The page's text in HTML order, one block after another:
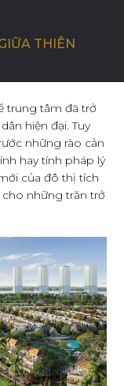
HIỆP
THIÊN
trung tâm đã trở
hiện đại. Tuy
những rào cản
hay tính pháp lý
của đô thị tích
cho những trăn trở